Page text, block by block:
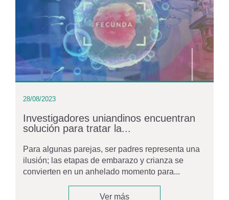
28/08/2023
Investigadores uniandinos encuentran
solución para tratar la...
Para algunas parejas, ser padres representa una
ilusión; las etapas de embarazo y crianza se
convierten en un anhelado momento para...
Ver más